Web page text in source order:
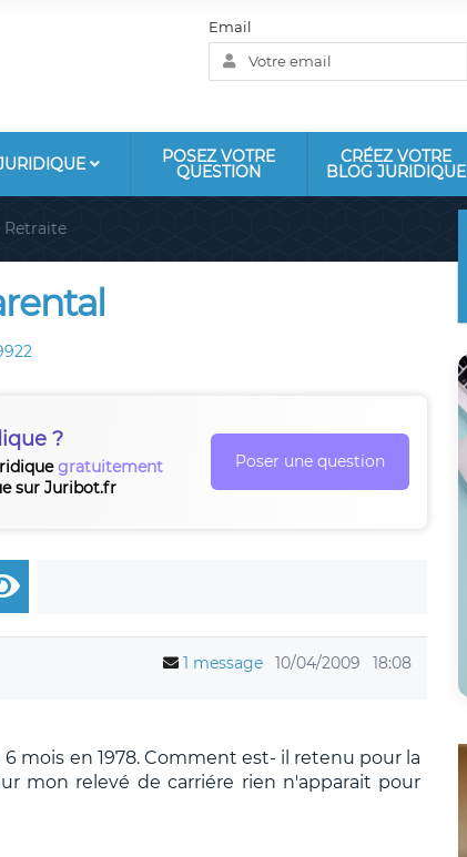
Email
POSEZ VOTRE
QUESTION
CRÉEZ VOTRE
BLOG JURIDIQUE
Retraite
?
gratuitement
sur Juribot.fr
Poser une question
1 message 10/04/2009 18:08
mois en 1978. Comment est- il retenu pour la
mon relevé de carriére rien n'apparait pour